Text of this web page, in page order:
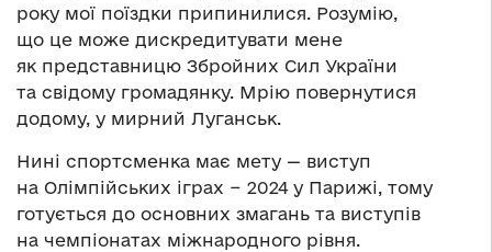
року мої поїздки припинилися. Розумію,
що це може дискредитувати мене
як представницю Збройних Сил України
та свідому громадянку. Мрію повернутися
додому, у мирний Луганськ.
Нині спортсменка має мету — виступ
на Олімпійських іграх − 2024 у Парижі, тому
готується до основних змагань та виступів
на чемпіонатах міжнародного рівня.